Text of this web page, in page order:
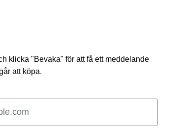
klicka "Bevaka" för att få ett meddelande
att köpa.